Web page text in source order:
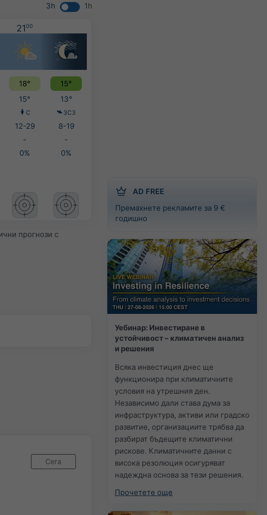
AD FREE
Премахнете рекламите за 9 €
годишно
Уебинар: Инвестиране в
устойчивост – климатичен анализ
и решения
Всяка инвестиция днес ще
функционира при климатичните
условия на утрешния ден.
Независимо дали става дума за
инфраструктура, активи или градско
развитие, организациите трябва да
разбират бъдещите климатични
рискове. Климатичните данни с
висока резолюция осигуряват
надеждна основа за тези решения.
Прочетете още
3h 1h
2100
18°
15°
15° 13°
С ЗСЗ
12-29
8-19
-
-
0% 0%
прогнози с
Сега